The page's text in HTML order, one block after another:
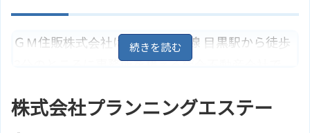
地・マンション・戸建の買取にも対応していま
す。
アクセス
ＪＲ山手線「目黒駅」より徒歩3分
ＧＭ住販株式会社は、ＪＲ山手線 目黒駅から徒歩
3分のところに事務所を構える総合不動産会社で
のほか、居住用・事業用物件の仲介業務を主に行
株式会社プランニングエステー